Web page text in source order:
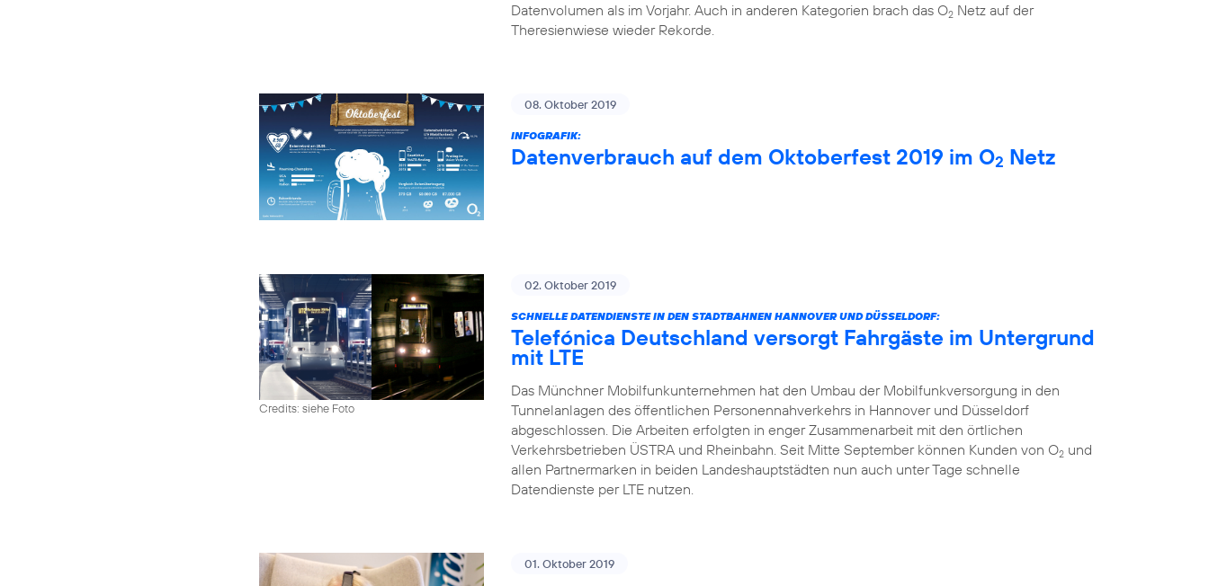
Datenvolumen als im Vorjahr. Auch in anderen Kategorien brach das O2 Netz auf der
Theresienwiese wieder Rekorde.
08. Oktober 2019
INFOGRAFIK:
Datenverbrauch auf dem Oktoberfest 2019 im O2 Netz
Credits: siehe Foto
02. Oktober 2019
SCHNELLE DATENDIENSTE IN DEN STADTBAHNEN HANNOVER UND DÜSSELDORF:
Telefónica Deutschland versorgt Fahrgäste im Untergrund
mit LTE
Das Münchner Mobilfunkunternehmen hat den Umbau der Mobilfunkversorgung in den
Tunnelanlagen des öffentlichen Personennahverkehrs in Hannover und Düsseldorf
abgeschlossen. Die Arbeiten erfolgten in enger Zusammenarbeit mit den örtlichen
Verkehrsbetrieben ÜSTRA und Rheinbahn. Seit Mitte September können Kunden von O2 und
allen Partnermarken in beiden Landeshauptstädten nun auch unter Tage schnelle
Datendienste per LTE nutzen.
01. Oktober 2019